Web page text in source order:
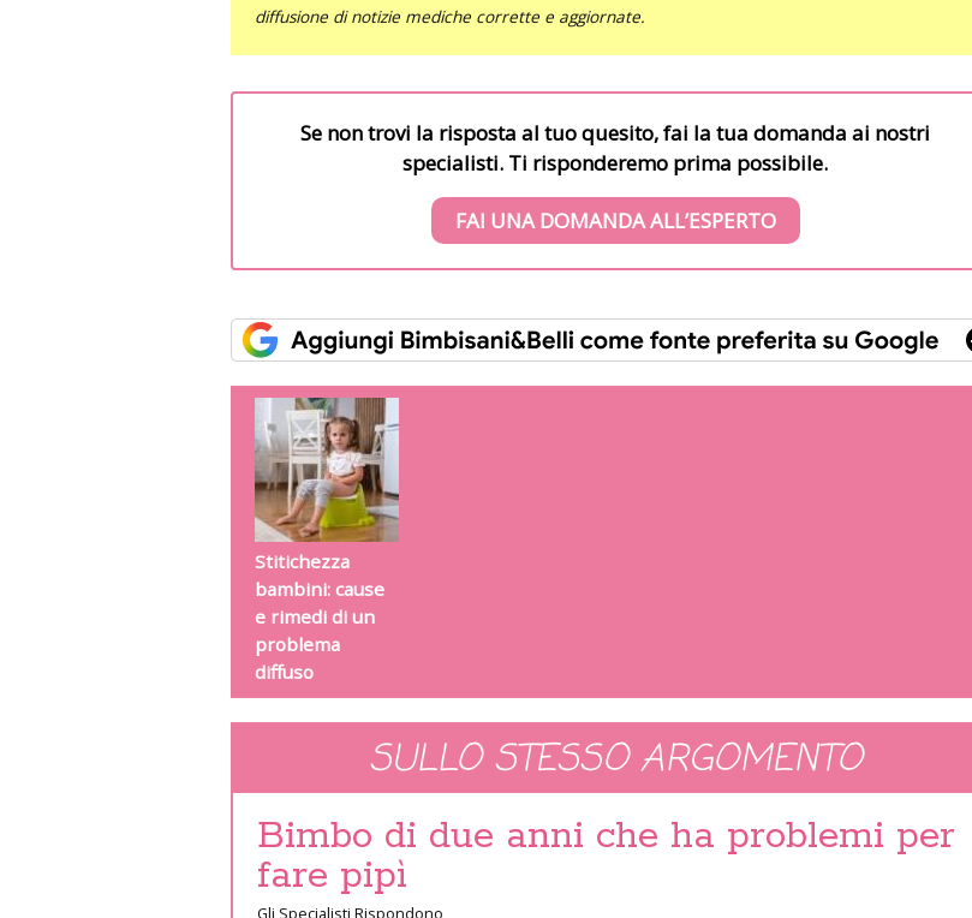
diffusione di notizie mediche corrette e aggiornate.
Se non trovi la risposta al tuo quesito, fai la tua domanda ai nostri
specialisti. Ti risponderemo prima possibile.
FAI UNA DOMANDA ALL’ESPERTO
Stitichezza
bambini: cause
e rimedi di un
problema
diffuso
SULLO STESSO ARGOMENTO
Bimbo di due anni che ha problemi per
fare pipì
Gli Specialisti Rispondono